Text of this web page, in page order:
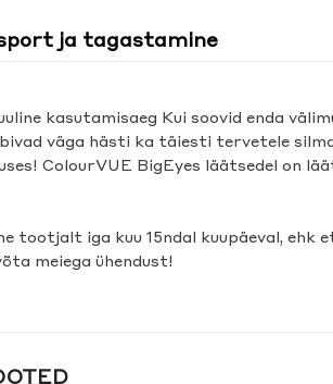
ja tagastamine
kasutamisaeg Kui soovid enda
väga hästi ka täiesti tervetele
ColourVUE BigEyes läätsedel on
tootjalt iga kuu 15ndal kuupäeval, ehk
meiega ühendust!